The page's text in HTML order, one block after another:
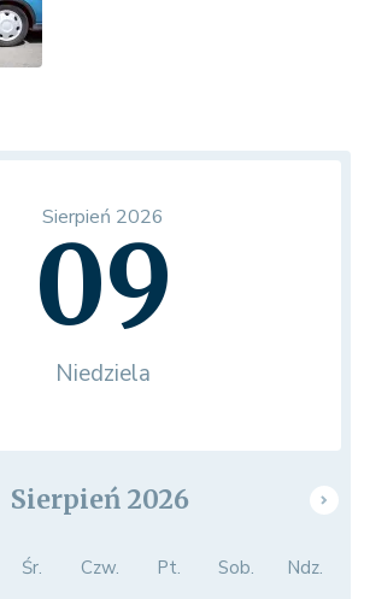
Sierpień 2026
09
Niedziela
Sierpień 2026
Śr. Czw. Pt. Sob. Ndz.